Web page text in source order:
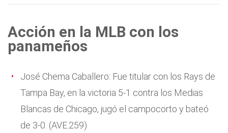
Acción en la MLB con los
panameños
José Chema Caballero: Fue titular con los Rays de
Tampa Bay, en la victoria 5-1 contra los Medias
Blancas de Chicago, jugó el campocorto y bateó
de 3-0. (AVE.259)